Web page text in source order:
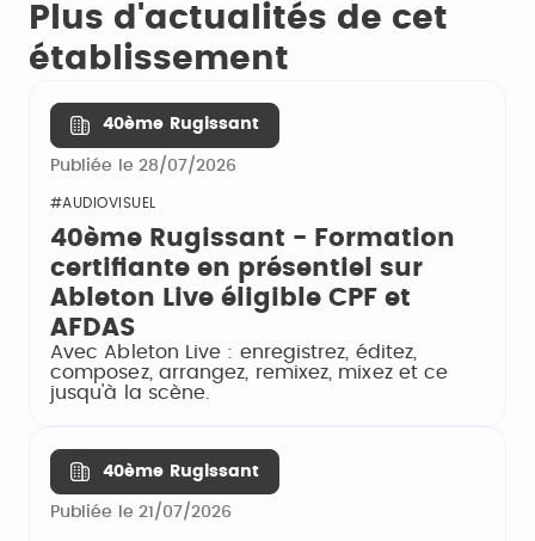
Plus d'actualités de cet
établissement
40ème Rugissant
Publiée le 28/07/2026
#AUDIOVISUEL
40ème Rugissant - Formation
certifiante en présentiel sur
Ableton Live éligible CPF et
AFDAS
Avec Ableton Live : enregistrez, éditez,
composez, arrangez, remixez, mixez et ce
jusqu'à la scène.
40ème Rugissant
Publiée le 21/07/2026